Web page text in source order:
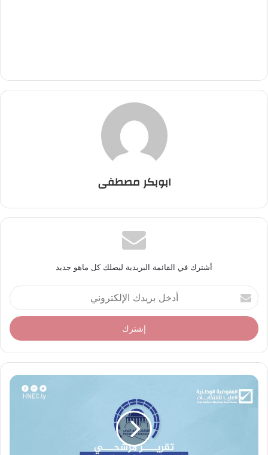
ابوبكر مصطفى
أشترك في القائمة البريدية ليصلك كل ماهو جديد
أ
د
خ
ل
ر
د
ك